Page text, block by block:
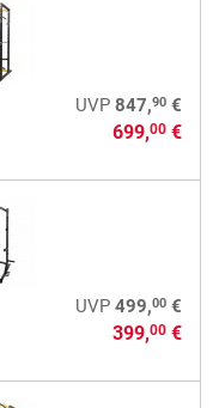
UVP 847,90€
699,00€
UVP 499,00€
399,00€